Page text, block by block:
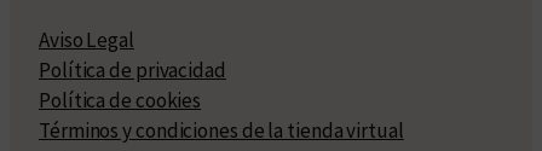
Aviso Legal
Política de privacidad
Política de cookies
Términos y condiciones de la tienda virtual